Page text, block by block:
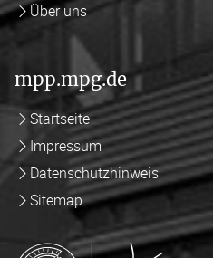
Über uns
mpp.mpg.de
Startseite
Impressum
Datenschutzhinweis
Sitemap